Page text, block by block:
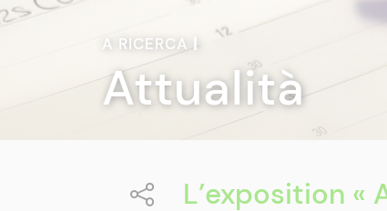
A RICERCA|
Attualità
L’exposition